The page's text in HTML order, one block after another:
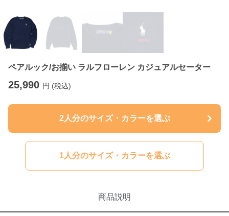
ペアルック/お揃い ラルフローレン カジュアルセーター
25,990 円 (税込)
2人分のサイズ・カラーを選ぶ
1人分のサイズ・カラーを選ぶ
商品説明